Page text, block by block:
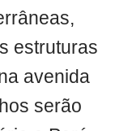
estruturas
avenida
serão